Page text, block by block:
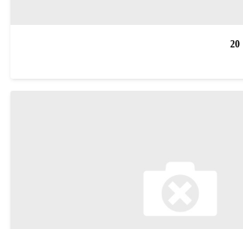
20